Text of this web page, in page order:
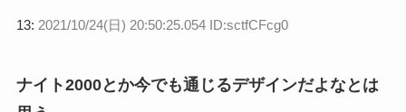
13: 2021/10/24(日) 20:50:25.054 ID:sctfCFcg0
ナイト2000とか今でも通じるデザインだよなとは